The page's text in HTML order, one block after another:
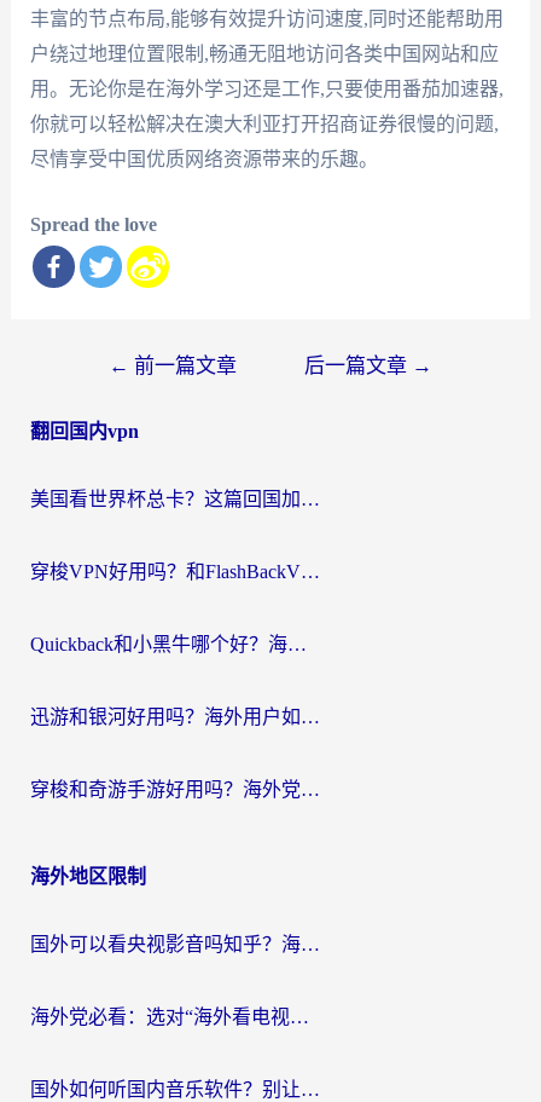
丰富的节点布局,能够有效提升访问速度,同时还能帮助用
户绕过地理位置限制,畅通无阻地访问各类中国网站和应
用。无论你是在海外学习还是工作,只要使用番茄加速器,
你就可以轻松解决在澳大利亚打开招商证券很慢的问题,
尽情享受中国优质网络资源带来的乐趣。
Spread the love
导
← 前一篇文章 后一篇文章 →
翻回国内vpn
美国看世界杯总卡？这篇回国加速器指南帮你无缝刷国内资源（附苹果手机VPN设置步骤）
穿梭VPN好用吗？和FlashBackVPN对比哪个回国效果更好？
Quickback和小黑牛哪个好？海外党亲测指南，选对回国加速器秒回国内
迅游和银河好用吗？海外用户如何选择回国加速器实现无缝访问国内资源
穿梭和奇游手游好用吗？海外党亲测3款回国加速器，附蜜蜂加速器七天试用攻略
海外地区限制
国外可以看央视影音吗知乎？海外党亲测有效的回国加速方案
海外党必看：选对“海外看电视剧软件”，再也不用愁国内剧刷不了
国外如何听国内音乐软件？别让地域限制，断了你的中文歌单